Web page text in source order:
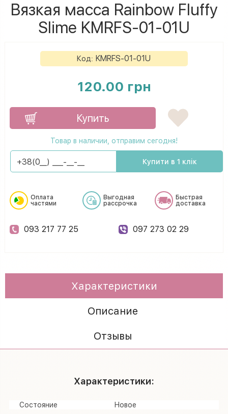
Вязкая масса Rainbow Fluffy
Slime KMRFS-01-01U
Код: KMRFS-01-01U
120.00 грн
Купить
Товар в наличии, отправим сегодня!
Купити в 1 клік
Оплата
частями
Выгодная
рассрочка
Быстрая
доставка
093 217 77 25 097 273 02 29
Характеристики
Описание
Отзывы
Характеристики:
Состояние
Новое